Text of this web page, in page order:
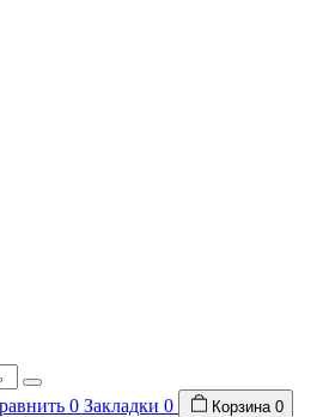
0 Закладки 0 Корзина 0